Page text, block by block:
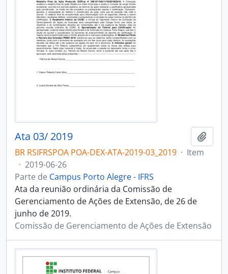
Ata 03/ 2019
BR RSIFRSPOA POA-DEX-ATA-2019-03_2019 · Item
· 2019-06-26
Parte de Campus Porto Alegre - IFRS
Ata da reunião ordinária da Comissão de
Gerenciamento de Ações de Extensão, de 26 de
junho de 2019.
Comissão de Gerenciamento de Ações de Extensão